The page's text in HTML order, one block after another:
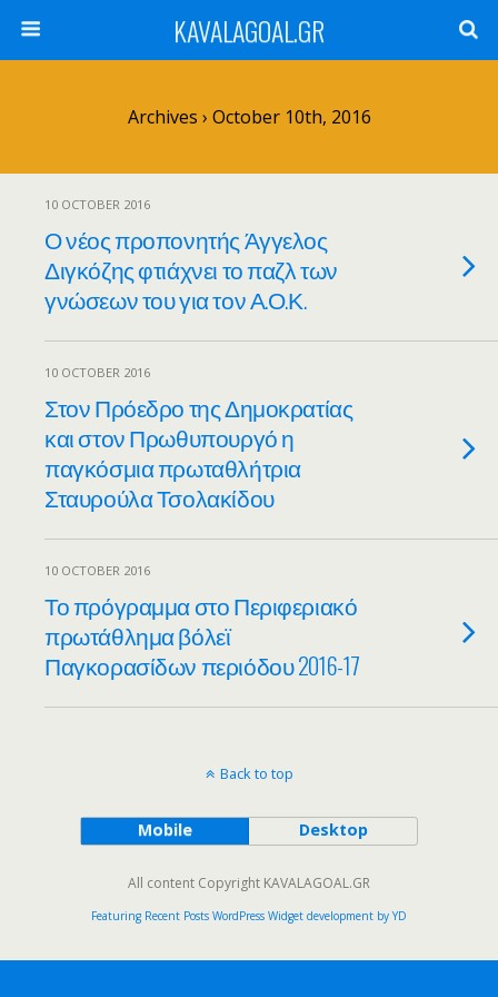
KAVALAGOAL.GR
Archives › October 10th, 2016
10 OCTOBER 2016
Ο νέος προπονητής Άγγελος
Διγκόζης φτιάχνει το παζλ των
γνώσεων του για τον Α.Ο.Κ.
10 OCTOBER 2016
Στον Πρόεδρο της Δημοκρατίας
και στον Πρωθυπουργό η
παγκόσμια πρωταθλήτρια
Σταυρούλα Τσολακίδου
10 OCTOBER 2016
Το πρόγραμμα στο Περιφεριακό
πρωτάθλημα βόλεϊ
Παγκορασίδων περιόδου 2016-17
Back to top
Mobile Desktop
All content Copyright KAVALAGOAL.GR
Featuring Recent Posts WordPress Widget development by YD